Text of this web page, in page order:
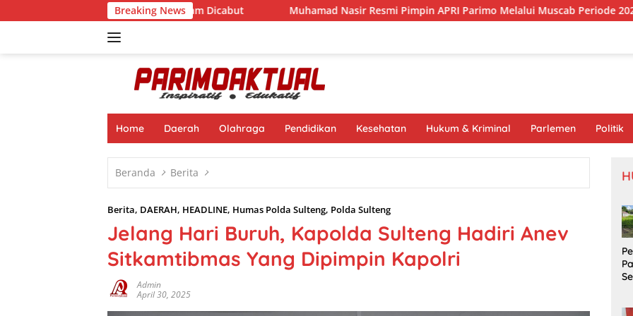
ke
Breaking News
Izin CV BBN Terancam Dicabut Muhamad Nasir Resmi Pimpin APRI Parimo Melalui Muscab Periode 2026–2030
Home Daerah Olahraga Pendidikan Kesehatan Hukum & Kriminal Parlemen Politik
Beranda Berita
Berita, DAERAH, HEADLINE, Humas Polda Sulteng, Polda Sulteng
Jelang Hari Buruh, Kapolda Sulteng Hadiri Anev
Sitkamtibmas Yang Dipimpin Kapolri
Admin
April 30, 2025